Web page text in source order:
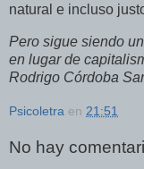
natural e incluso
Pero sigue siendo un
en lugar de
Rodrigo Córdoba
Psicoletra en 21:51
No hay